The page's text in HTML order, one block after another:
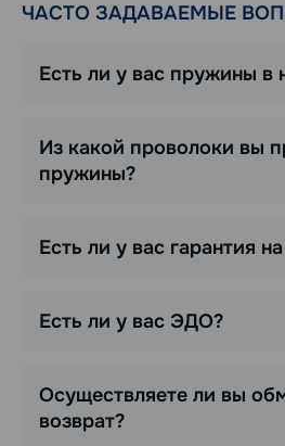
ЧАСТО ЗАДАВАЕМЫЕ
Есть ли у вас пружины в
Из какой проволоки вы
пружины?
Есть ли у вас гарантия
Есть ли у вас ЭДО?
Осуществляете ли вы
возврат?